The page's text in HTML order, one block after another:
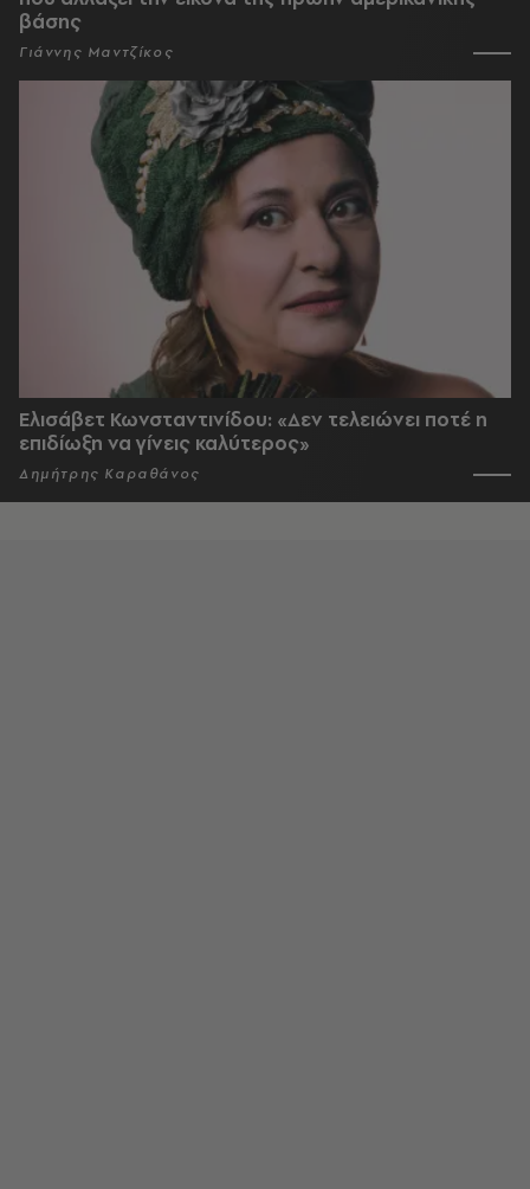
βάσης
Γιάννης Μαντζίκος
Ελισάβετ Κωνσταντινίδου: «Δεν τελειώνει ποτέ η
επιδίωξη να γίνεις καλύτερος»
Δημήτρης Καραθάνος